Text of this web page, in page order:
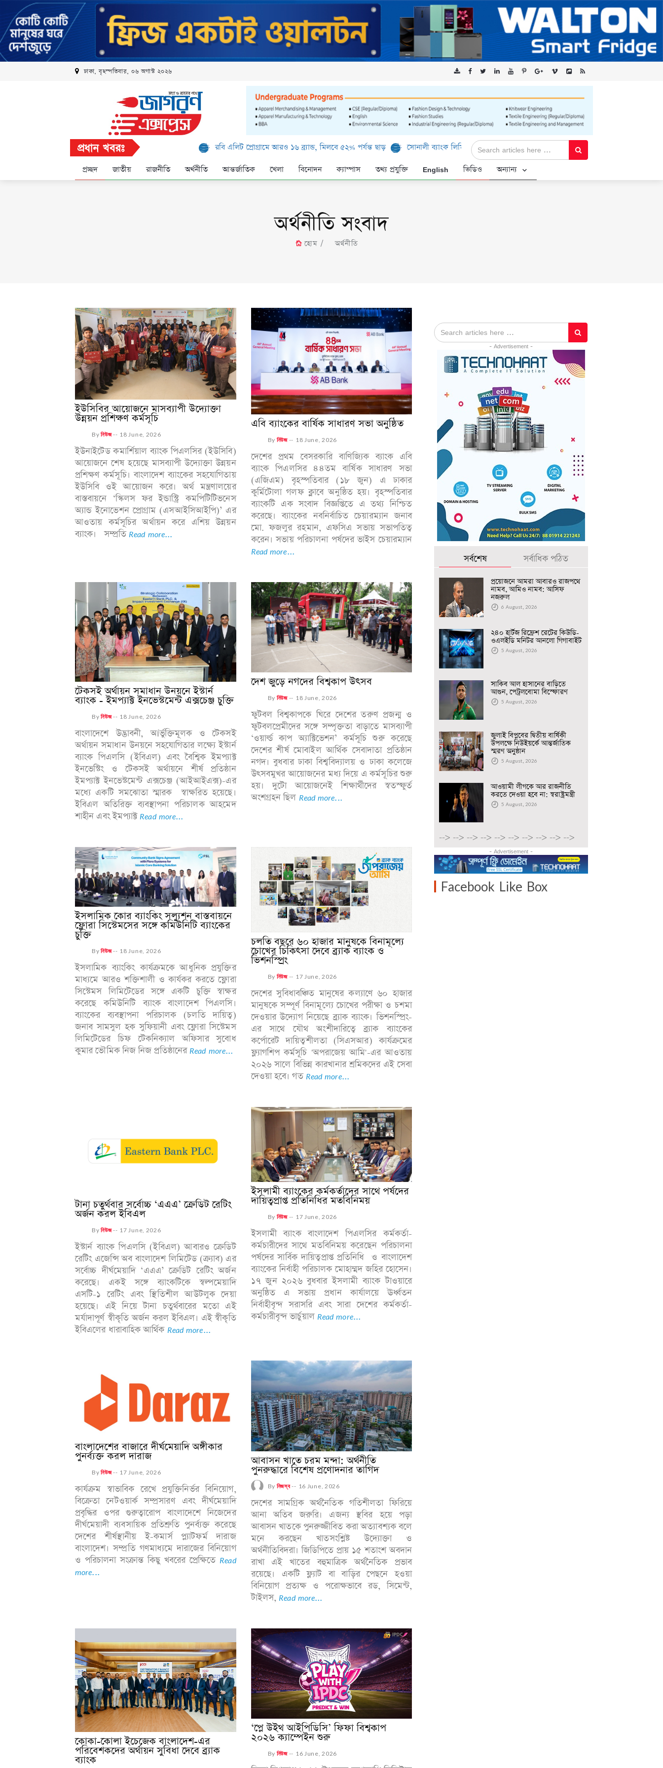
ঢাকা, বৃহস্পতিবার, ০৬ অগাস্ট ২০২৬
প্রধান খবরঃ রবি এলিট প্রোগ্রামে আরও ১৬ ব্র্যান্ড, মিলবে ৫২% পর্যন্ত ছাড় সোনালী ব্যাংক লিমিটেড-এর ‘কৃষক কার্ড’ কর্মসূচির জন্য সুরক্ষিত সংযোগ প্রদান করছে এক্সেনটেক
প্রচ্ছদ জাতীয় রাজনীতি অর্থনীতি আন্তর্জাতিক খেলা বিনোদন ক্যাম্পাস তথ্য প্রযুক্তি English ভিডিও অন্যান্য
অর্থনীতি সংবাদ
হোম অর্থনীতি
ইউসিবির আয়োজনে মাসব্যাপী উদ্যোক্তা
উন্নয়ন প্রশিক্ষণ কর্মসূচি
Byনিউজ-- 18 June, 2026
ইউনাইটেড কমার্শিয়াল ব্যাংক পিএলসির (ইউসিবি)
আয়োজনে শেষ হয়েছে মাসব্যাপী উদ্যোক্তা উন্নয়ন
প্রশিক্ষণ কর্মসূচি। বাংলাদেশ ব্যাংকের সহযোগিতায়
ইউসিবি ওই আয়োজন করে। অর্থ মন্ত্রণালয়ের
বাস্তবায়নে ‘স্কিলস ফর ইন্ডাস্ট্রি কমপিটিটিভনেস
অ্যান্ড ইনোভেশন প্রোগ্রাম (এসআইসিআইপি)’ এর
আওতায় কর্মসূচির অর্থায়ন করে এশিয় উন্নয়ন
ব্যাংক। সম্প্রতি Read more...
এবি ব্যাংকের বার্ষিক সাধারণ সভা অনুষ্ঠিত
By নিউজ-- 18 June, 2026
দেশের প্রথম বেসরকারি বাণিজ্যিক ব্যাংক এবি
ব্যাংক পিএলসির ৪৪তম বার্ষিক সাধারণ সভা
(এজিএম) বৃহস্পতিবার (১৮ জুন) এ ঢাকার
কুর্মিটোলা গলফ ক্লাবে অনুষ্ঠিত হয়। বৃহস্পতিবার
ব্যাংকটি এক সংবাদ বিজ্ঞপ্তিতে এ তথ্য নিশ্চিত
করেছে। ব্যাংকের নবনির্বাচিত চেয়ারম্যান জনাব
মো. ফজলুর রহমান, এফসিএ সভায় সভাপতিত্ব
করেন। সভায় পরিচালনা পর্ষদের ভাইস চেয়ারম্যান
Read more...
টেকসই অর্থায়ন সমাধান উনয়নে ইস্টার্ন
ব্যাংক - ইমপ্যাক্ট ইনভেস্টমেন্ট এক্সচেঞ্জ চুক্তি
Byনিউজ-- 18 June, 2026
বাংলাদেশে উদ্ভাবনী, অÍর্ভুক্তিমূলক ও টেকসই
অর্থায়ন সমাধান উনয়নে সহযোগিতার লক্ষ্যে ইস্টার্ন
ব্যাংক পিএলসি (ইবিএল) এবং বৈশ্বিক ইমপ্যাক্ট
ইনভেস্টিং ও টেকসই অর্থায়নে শীর্ষ প্রতিষ্ঠান
ইমপ্যাক্ট ইনভেস্টমেন্ট এক্সচেঞ্জ (আইআইএক্স)-এর
মধ্যে একটি সমঝোতা স্মারক স্বাক্ষরিত হয়েছে।
ইবিএল অতিরিক্ত ব্যবস্থাপনা পরিচালক আহমেদ
শাহীন এবং ইমপ্যাক্ট Read more...
দেশ জুড়ে নগদের বিশ্বকাপ উৎসব
By নিউজ-- 18 June, 2026
ফুটবল বিশ্বকাপকে ঘিরে দেশের তরুণ প্রজন্ম ও
ফুটবলপ্রেমীদের সঙ্গে সম্পৃক্ততা বাড়াতে মাসব্যাপী
‘ওয়ার্ল্ড কাপ অ্যাক্টিভেশন’ কর্মসূচি শুরু করেছে
দেশের শীর্ষ মোবাইল আর্থিক সেবাদাতা প্রতিষ্ঠান
নগদ। বুধবার ঢাকা বিশ্ববিদ্যালয় ও ঢাকা কলেজে
উৎসবমুখর আয়োজনের মধ্য দিয়ে এ কর্মসূচির শুরু
হয়। দুটো আয়োজনেই শিক্ষার্থীদের স্বতস্ফুর্ত
অংশগ্রহন ছিল Read more...
ইসলামিক কোর ব্যাংকিং সল্যুশন বাস্তবায়নে
ফ্লোরা সিস্টেমসের সঙ্গে কমিউনিটি ব্যাংকের
চুক্তি
Byনিউজ-- 18 June, 2026
ইসলামিক ব্যাংকিং কার্যক্রমকে আধুনিক প্রযুক্তির
মাধ্যমে আরও শক্তিশালী ও কার্যকর করতে ফ্লোরা
সিস্টেমস লিমিটেডের সঙ্গে একটি চুক্তি স্বাক্ষর
করেছে কমিউনিটি ব্যাংক বাংলাদেশ পিএলসি।
ব্যাংকের ব্যবস্থাপনা পরিচালক (চলতি দায়িত্ব)
জনাব সামসুল হক সুফিয়ানী এবং ফ্লোরা সিস্টেমস
লিমিটেডের চিফ টেকনিক্যাল অফিসার সুবোধ
কুমার ভৌমিক নিজ নিজ প্রতিষ্ঠানের Read more...
চলতি বছরে ৬০ হাজার মানুষকে বিনামূল্যে
চোখের চিকিৎসা দেবে ব্র্যাক ব্যাংক ও
ভিশনস্প্রিং
By নিউজ-- 17 June, 2026
দেশের সুবিধাবঞ্চিত মানুষের কল্যাণে ৬০ হাজার
মানুষকে সম্পূর্ণ বিনামূল্যে চোখের পরীক্ষা ও চশমা
দেওয়ার উদ্যোগ নিয়েছে ব্র্যাক ব্যাংক। ভিশনস্প্রিং-
এর সাথে যৌথ অংশীদারিত্বে ব্র্যাক ব্যাংকের
কর্পোরেট দায়িত্বশীলতা (সিএসআর) কার্যক্রমের
ফ্ল্যাগশিপ কর্মসূচি 'অপরাজেয় আমি'-এর আওতায়
২০২৬ সালে বিভিন্ন কারখানার শ্রমিকদের এই সেবা
দেওয়া হবে। গত Read more...
টানা চতুর্থবার সর্বোচ্চ ‘এএএ’ ক্রেডিট রেটিং
অর্জন করল ইবিএল
Byনিউজ-- 17 June, 2026
ইস্টার্ন ব্যাংক পিএলসি (ইবিএল) আবারও ক্রেডিট
রেটিং এজেন্সি অব বাংলাদেশ লিমিটেড (ক্র্যাব) এর
সর্বোচ্চ দীর্ঘমেয়াদি ‘এএএ’ ক্রেডিট রেটিং অর্জন
করেছে। একই সঙ্গে ব্যাংকটিকে স্বল্পমেয়াদি
এসটি-১ রেটিং এবং স্থিতিশীল আউটলুক দেয়া
হয়েছে। এই নিয়ে টানা চতুর্থবারের মতো এই
মর্যাদাপূর্ণ স্বীকৃতি অর্জন করল ইবিএল। এই স্বীকৃতি
ইবিএলের ধারাবাহিক আর্থিক Read more...
ইসলামী ব্যাংকের কর্মকর্তাদের সাথে পর্ষদের
দায়িত্বপ্রাপ্ত প্রতিনিধির মতবিনিময়
By নিউজ-- 17 June, 2026
ইসলামী ব্যাংক বাংলাদেশ পিএলসির কর্মকর্তা-
কর্মচারীদের সাথে মতবিনিময় করেছেন পরিচালনা
পর্ষদের সার্বিক দায়িত্বপ্রাপ্ত প্রতিনিধি ও বাংলাদেশ
ব্যাংকের নির্বাহী পরিচালক মোহাম্মদ জহির হোসেন।
১৭ জুন ২০২৬ বুধবার ইসলামী ব্যাংক টাওয়ারে
অনুষ্ঠিত এ সভায় প্রধান কার্যালয়ে ঊর্ধ্বতন
নির্বাহীবৃন্দ সরাসরি এবং সারা দেশের কর্মকর্তা-
কর্মচারীবৃন্দ ভার্চুয়াল Read more...
বাংলাদেশের বাজারে দীর্ঘমেয়াদি অঙ্গীকার
পুনর্ব্যক্ত করল দারাজ
Byনিউজ-- 17 June, 2026
কার্যক্রম স্বাভাবিক রেখে প্রযুক্তিনির্ভর বিনিয়োগ,
বিক্রেতা নেটওয়ার্ক সম্প্রসারণ এবং দীর্ঘমেয়াদি
প্রবৃদ্ধির ওপর গুরুত্বারোপ বাংলাদেশে নিজেদের
দীর্ঘমেয়াদী ব্যবসায়িক প্রতিশ্রুতি পুনর্ব্যক্ত করেছে
দেশের শীর্ষস্থানীয় ই-কমার্স প্ল্যাটফর্ম দারাজ
বাংলাদেশ। সম্প্রতি গণমাধ্যমে দারাজের বিনিয়োগ
ও পরিচালনা সংক্রান্ত কিছু খবরের প্রেক্ষিতে Read
more...
আবাসন খাতে চরম মন্দা: অর্থনীতি
পুনরুদ্ধারে বিশেষ প্রণোদনার তাগিদ
By নিজস্ব-- 16 June, 2026
দেশের সামগ্রিক অর্থনৈতিক গতিশীলতা ফিরিয়ে
আনা অতিব জরুরি। এজন্য স্থবির হয়ে পড়া
আবাসন খাতকে পুনরুজ্জীবিত করা অত্যাবশ্যক বলে
মনে করছেন খাতসংশ্লিষ্ট উদ্যোক্তা ও
অর্থনীতিবিদরা। জিডিপিতে প্রায় ১৫ শতাংশ অবদান
রাখা এই খাতের বহুমাত্রিক অর্থনৈতিক প্রভাব
রয়েছে। একটি ফ্ল্যাট বা বাড়ির পেছনে হওয়া
বিনিয়োগ প্রত্যক্ষ ও পরোক্ষভাবে রড, সিমেন্ট,
টাইলস, Read more...
কোকা-কোলা ইচেজেক বাংলাদেশ-এর
পরিবেশকদের অর্থায়ন সুবিধা দেবে ব্র্যাক
ব্যাংক
‘প্লে উইথ আইপিডিসি’ ফিফা বিশ্বকাপ
২০২৬ ক্যাম্পেইন শুরু
By নিউজ-- 16 June, 2026
- Advertisement -
সর্বশেষ সর্বাধিক পঠিত
প্রয়োজনে আমরা আবারও রাজপথে
নামব, আমিও নামব: আসিফ
নজরুল
6 August, 2026
২৪০ হার্টজ রিফ্রেশ রেটের কিউডি-
ওএলইডি মনিটর আনলো গিগাবাইট
5 August, 2026
সাকিব আল হাসানের বাড়িতে
আগুন, পেট্রলবোমা বিস্ফোরণ
5 August, 2026
জুলাই বিপ্লবের দ্বিতীয় বার্ষিকী
উপলক্ষে নিউইয়র্কে আন্তর্জাতিক
স্মরণ অনুষ্ঠান
5 August, 2026
আওয়ামী লীগকে আর রাজনীতি
করতে দেওয়া হবে না: স্বরাষ্ট্রমন্ত্রী
5 August, 2026
--> --> --> --> --> --> --> --> --> -->
- Advertisement -
Facebook Like Box